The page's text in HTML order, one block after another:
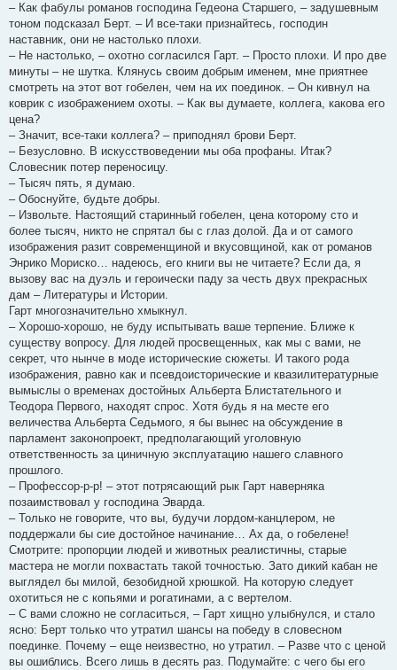
– Как фабулы романов господина Гедеона Старшего, – задушевным
тоном подсказал Берт. – И все-таки признайтесь, господин
наставник, они не настолько плохи.
– Не настолько, – охотно согласился Гарт. – Просто плохи. И про две
минуты – не шутка. Клянусь своим добрым именем, мне приятнее
смотреть на этот вот гобелен, чем на их поединок. – Он кивнул на
коврик с изображением охоты. – Как вы думаете, коллега, какова его
цена?
– Значит, все-таки коллега? – приподнял брови Берт.
– Безусловно. В искусствоведении мы оба профаны. Итак?
Словесник потер переносицу.
– Тысяч пять, я думаю.
– Обоснуйте, будьте добры.
– Извольте. Настоящий старинный гобелен, цена которому сто и
более тысяч, никто не спрятал бы с глаз долой. Да и от самого
изображения разит современщиной и вкусовщиной, как от романов
Энрико Мориско… надеюсь, его книги вы не читаете? Если да, я
вызову вас на дуэль и героически паду за честь двух прекрасных
дам – Литературы и Истории.
Гарт многозначительно хмыкнул.
– Хорошо-хорошо, не буду испытывать ваше терпение. Ближе к
существу вопросу. Для людей просвещенных, как мы с вами, не
секрет, что нынче в моде исторические сюжеты. И такого рода
изображения, равно как и псевдоисторические и квазилитературные
вымыслы о временах достойных Альберта Блистательного и
Теодора Первого, находят спрос. Хотя будь я на месте его
величества Альберта Седьмого, я бы вынес на обсуждение в
парламент законопроект, предполагающий уголовную
ответственность за циничную эксплуатацию нашего славного
прошлого.
– Профессор-р-р! – этот потрясающий рык Гарт наверняка
позаимствовал у господина Эварда.
– Только не говорите, что вы, будучи лордом-канцлером, не
поддержали бы сие достойное начинание… Ах да, о гобелене!
Смотрите: пропорции людей и животных реалистичны, старые
мастера не могли похвастать такой точностью. Зато дикий кабан не
выглядел бы милой, безобидной хрюшкой. На которую следует
охотиться не с копьями и рогатинами, а с вертелом.
– С вами сложно не согласиться, – Гарт хищно улыбнулся, и стало
ясно: Берт только что утратил шансы на победу в словесном
поединке. Почему – еще неизвестно, но утратил. – Разве что с ценой
вы ошиблись. Всего лишь в десять раз. Подумайте: с чего бы его